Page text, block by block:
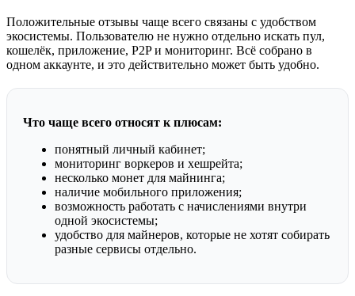
Положительные отзывы чаще всего связаны с удобством
экосистемы. Пользователю не нужно отдельно искать пул,
кошелёк, приложение, P2P и мониторинг. Всё собрано в
одном аккаунте, и это действительно может быть удобно.
Что чаще всего относят к плюсам:
понятный личный кабинет;
мониторинг воркеров и хешрейта;
несколько монет для майнинга;
наличие мобильного приложения;
возможность работать с начислениями внутри
одной экосистемы;
удобство для майнеров, которые не хотят собирать
разные сервисы отдельно.